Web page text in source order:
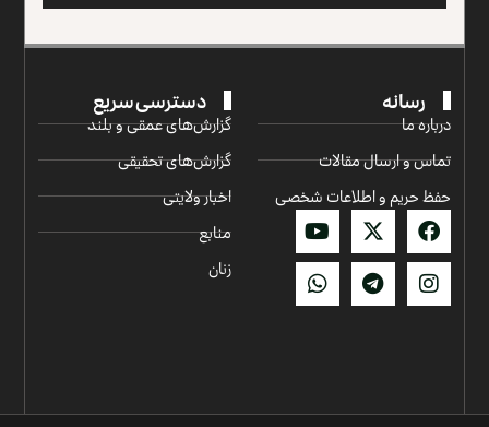
رسانه
درباره ما
تماس و ارسال مقالات
حفظ حریم و اطلاعات شخصی
دسترسی سریع
گزارش‌‌های عمقی و بلند
گزارش‌های تحقیقی
اخبار ولایتی
منابع
زنان